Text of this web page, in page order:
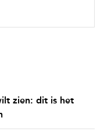
zien: dit is het